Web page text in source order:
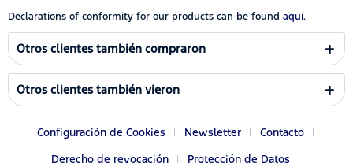
Declarations of conformity for our products can be found aquí.
Otros clientes también compraron
Otros clientes también vieron
Configuración de Cookies Newsletter
Contacto
Derecho de revocación
Protección de Datos